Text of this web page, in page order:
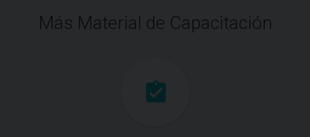
Más Material de Capacitación